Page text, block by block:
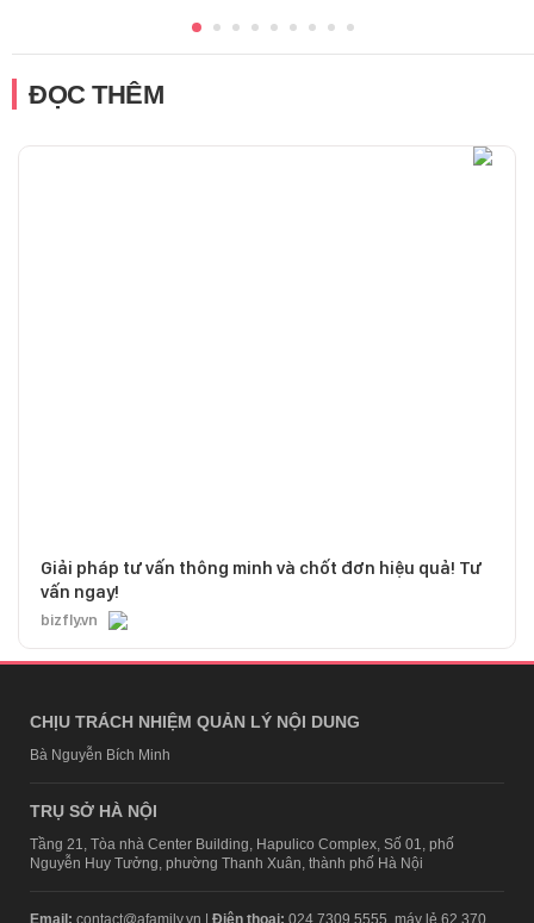
ĐỌC THÊM
Giải pháp tư vấn thông minh và chốt đơn hiệu quả! Tư
vấn ngay!
bizfly.vn
CHỊU TRÁCH NHIỆM QUẢN LÝ NỘI DUNG
Bà Nguyễn Bích Minh
TRỤ SỞ HÀ NỘI
Tầng 21, Tòa nhà Center Building, Hapulico Complex, Số 01, phố
Nguyễn Huy Tưởng, phường Thanh Xuân, thành phố Hà Nội
Email: contact@afamily.vn | Điện thoại: 024 7309 5555, máy lẻ 62.370